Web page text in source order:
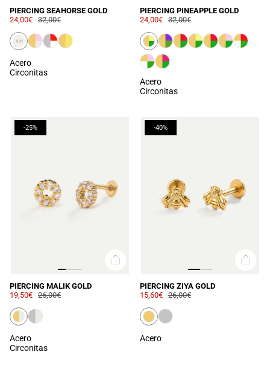
PIERCING SEAHORSE GOLD
24,00€ 32,00€
Acero
Circonitas
PIERCING PINEAPPLE GOLD
24,00€ 32,00€
Acero
Circonitas
-25%
PIERCING MALIK GOLD
19,50€ 26,00€
Acero
Circonitas
-40%
PIERCING ZIYA GOLD
15,60€ 26,00€
Acero